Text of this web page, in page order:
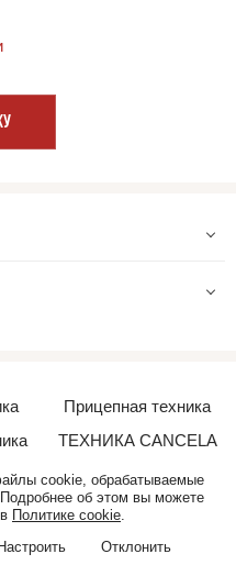
Прицепная техника
ТЕХНИКА CANCELA
cookie, обрабатываемые
об этом вы можете
Политике cookie.
Настроить Отклонить